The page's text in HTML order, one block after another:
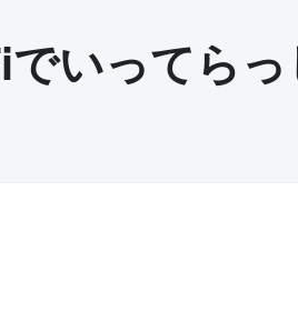
いってらっ